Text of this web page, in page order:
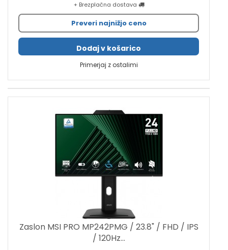
+ Brezplačna dostava
Preveri najnižjo ceno
Dodaj v košarico
Primerjaj z ostalimi
Zaslon MSI PRO MP242PMG / 23.8" / FHD / IPS
/ 120Hz...